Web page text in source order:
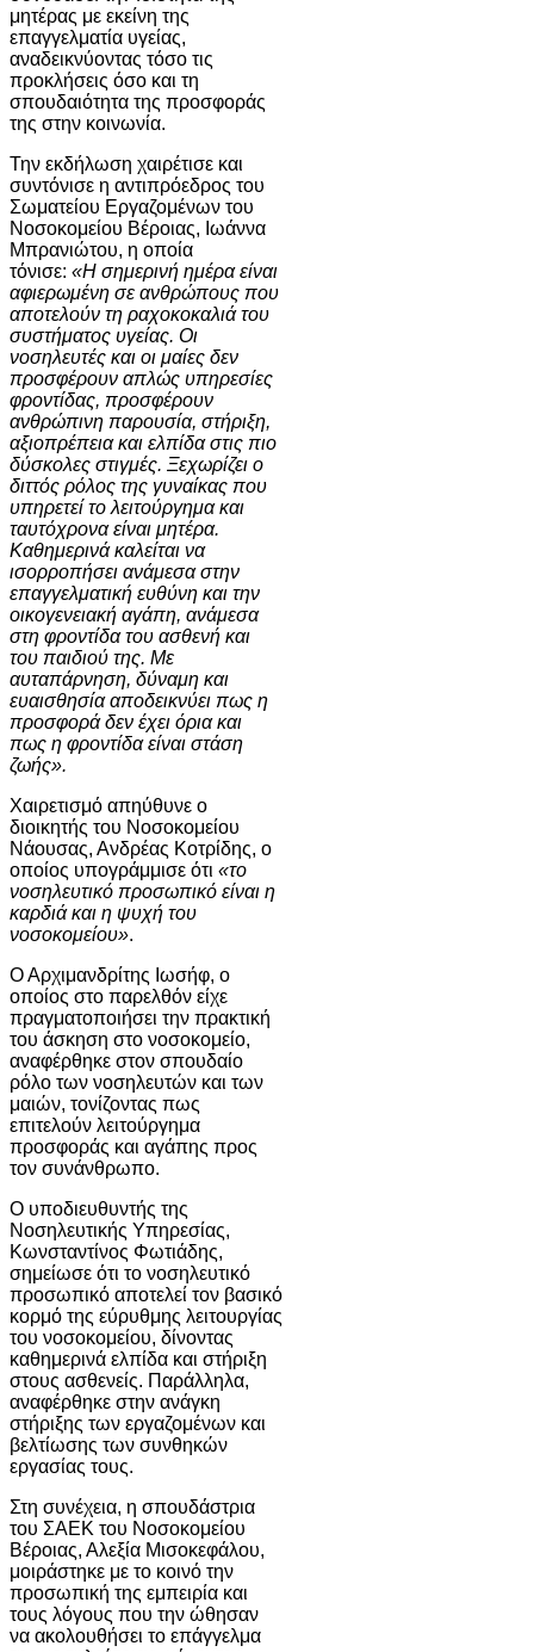
μητέρας με εκείνη της
επαγγελματία υγείας,
αναδεικνύοντας τόσο τις
προκλήσεις όσο και τη
σπουδαιότητα της προσφοράς
της στην κοινωνία.
Την εκδήλωση χαιρέτισε και
συντόνισε η αντιπρόεδρος του
Σωματείου Εργαζομένων του
Νοσοκομείου Βέροιας, Ιωάννα
Μπρανιώτου, η οποία
τόνισε: «Η σημερινή ημέρα είναι
αφιερωμένη σε ανθρώπους που
αποτελούν τη ραχοκοκαλιά του
συστήματος υγείας. Οι
νοσηλευτές και οι μαίες δεν
προσφέρουν απλώς υπηρεσίες
φροντίδας, προσφέρουν
ανθρώπινη παρουσία, στήριξη,
αξιοπρέπεια και ελπίδα στις πιο
δύσκολες στιγμές. Ξεχωρίζει ο
διττός ρόλος της γυναίκας που
υπηρετεί το λειτούργημα και
ταυτόχρονα είναι μητέρα.
Καθημερινά καλείται να
ισορροπήσει ανάμεσα στην
επαγγελματική ευθύνη και την
οικογενειακή αγάπη, ανάμεσα
στη φροντίδα του ασθενή και
του παιδιού της. Με
αυταπάρνηση, δύναμη και
ευαισθησία αποδεικνύει πως η
προσφορά δεν έχει όρια και
πως η φροντίδα είναι στάση
ζωής».
Χαιρετισμό απηύθυνε ο
διοικητής του Νοσοκομείου
Νάουσας, Ανδρέας Κοτρίδης, ο
οποίος υπογράμμισε ότι «το
νοσηλευτικό προσωπικό είναι η
καρδιά και η ψυχή του
νοσοκομείου».
Ο Αρχιμανδρίτης Ιωσήφ, ο
οποίος στο παρελθόν είχε
πραγματοποιήσει την πρακτική
του άσκηση στο νοσοκομείο,
αναφέρθηκε στον σπουδαίο
ρόλο των νοσηλευτών και των
μαιών, τονίζοντας πως
επιτελούν λειτούργημα
προσφοράς και αγάπης προς
τον συνάνθρωπο.
Ο υποδιευθυντής της
Νοσηλευτικής Υπηρεσίας,
Κωνσταντίνος Φωτιάδης,
σημείωσε ότι το νοσηλευτικό
προσωπικό αποτελεί τον βασικό
κορμό της εύρυθμης λειτουργίας
του νοσοκομείου, δίνοντας
καθημερινά ελπίδα και στήριξη
στους ασθενείς. Παράλληλα,
αναφέρθηκε στην ανάγκη
στήριξης των εργαζομένων και
βελτίωσης των συνθηκών
εργασίας τους.
Στη συνέχεια, η σπουδάστρια
του ΣΑΕΚ του Νοσοκομείου
Βέροιας, Αλεξία Μισοκεφάλου,
μοιράστηκε με το κοινό την
προσωπική της εμπειρία και
τους λόγους που την ώθησαν
να ακολουθήσει το επάγγελμα